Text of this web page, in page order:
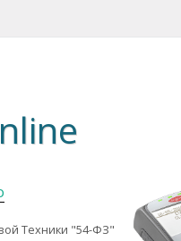
Техники "54-ФЗ"